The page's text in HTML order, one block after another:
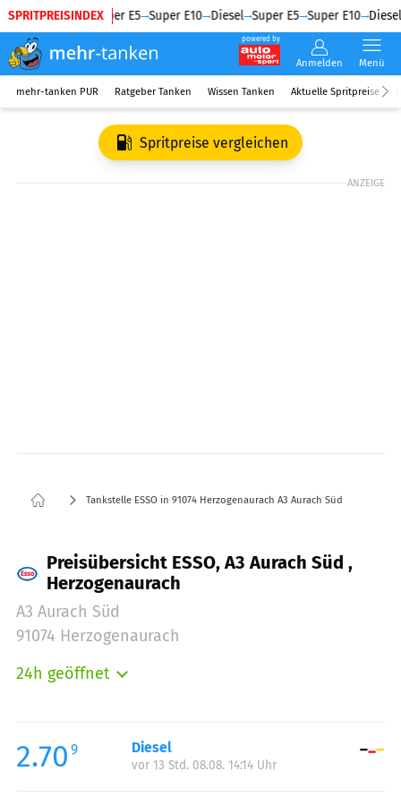
SPRITPREISINDEX
Diesel Super E5 Super E10 Diesel Super E5 Super E10 Diesel
powered by
Anmelden Menü
mehr-tanken PUR Ratgeber Tanken Wissen Tanken Aktuelle Spritpreise
Spritpreise vergleichen
ANZEIGE
Tankstelle ESSO in 91074 Herzogenaurach A3 Aurach Süd
Preisübersicht ESSO, A3 Aurach Süd ,
Herzogenaurach
A3 Aurach Süd
91074 Herzogenaurach
24h geöffnet
Mittwoch:
00:00-24:00
Donnerstag:
2.70 9 Diesel
vor 13 Std. 08.08. 14:14 Uhr